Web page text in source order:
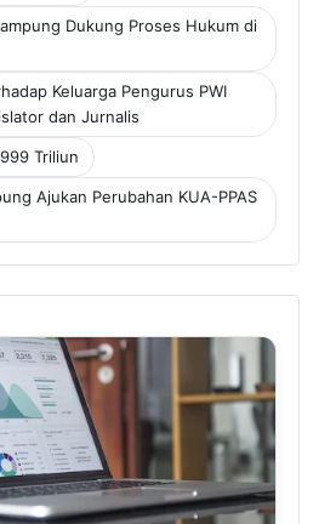
Bandar Lampung Betonisasi
Ruas Jalan Mulai Agustus 2026
Bandar Lampung
Juta di Expo 2026
ASN
Dukung Proses Hukum di